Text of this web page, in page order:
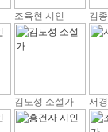
조육현 시인 김
김도성 소설가 서